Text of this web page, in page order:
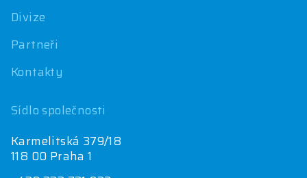
Divize
Partneři
Kontakty
Sídlo společnosti
Karmelitská 379/18
118 00 Praha 1